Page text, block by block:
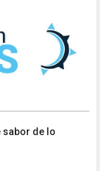
sabor de lo